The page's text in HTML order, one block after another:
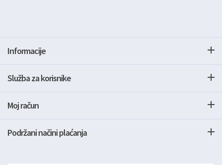
Informacije
Služba za korisnike
Moj račun
Podržani načini plaćanja